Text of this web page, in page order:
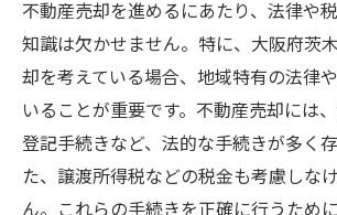
不動産売却を進めるにあたり、法律や
知識は欠かせません。特に、大阪府茨
却を考えている場合、地域特有の法律
いることが重要です。不動産売却には
登記手続きなど、法的な手続きが多く
た、譲渡所得税などの税金も考慮しな
ん。これらの手続きを正確に行うため